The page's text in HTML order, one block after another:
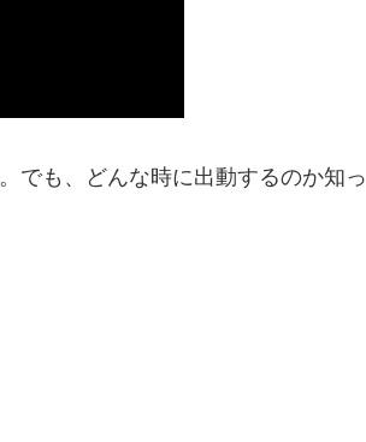
でも、どんな時に出動するのか知っ